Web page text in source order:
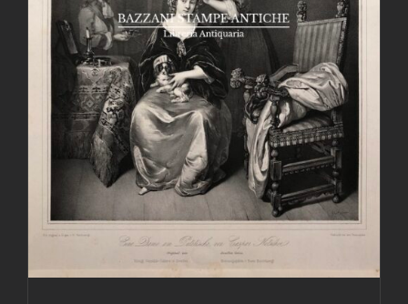
AGGIUNGI AL CARRELLO DETTAGLI